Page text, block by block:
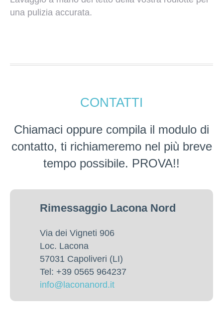
una pulizia accurata.
CONTATTI
Chiamaci oppure compila il modulo di
contatto, ti richiameremo nel più breve
tempo possibile. PROVA!!
Rimessaggio Lacona Nord
Via dei Vigneti 906
Loc. Lacona
57031 Capoliveri (LI)
Tel: +39 0565 964237
info@laconanord.it